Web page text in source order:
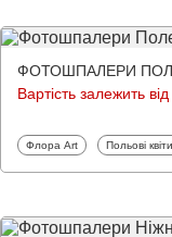
ФОТОШПАЛЕРИ ПОЛЕ
Вартість залежить від
Фотошпалери
Флора Art Фотошпалери
Польові квіти